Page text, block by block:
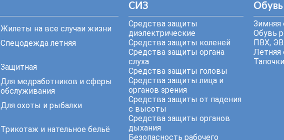
Жилеты на все случаи жизни
Спецодежда летняя
Защитная
Для медработников и сферы
обслуживания
Для охоты и рыбалки
Трикотаж и нательное бельё
СИЗ
Средства защиты
диэлектрические
Средства защиты коленей
Средства защиты органа
слуха
Средства защиты головы
Средства защиты лица и
органов зрения
Средства защиты от падения
с высоты
Средства защиты органов
дыхания
Безопасность рабочего
Обувь
Зимняя
Обувь
ПВХ,
Летняя